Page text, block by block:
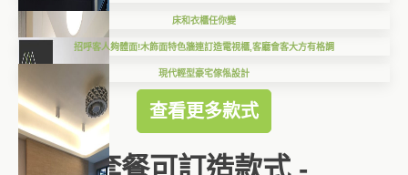
床和衣櫃任你變
招呼客人夠體面!木飾面特色牆連訂造電視櫃,客廳會客大方有格調
現代輕型豪宅傢俬設計
查看更多款式